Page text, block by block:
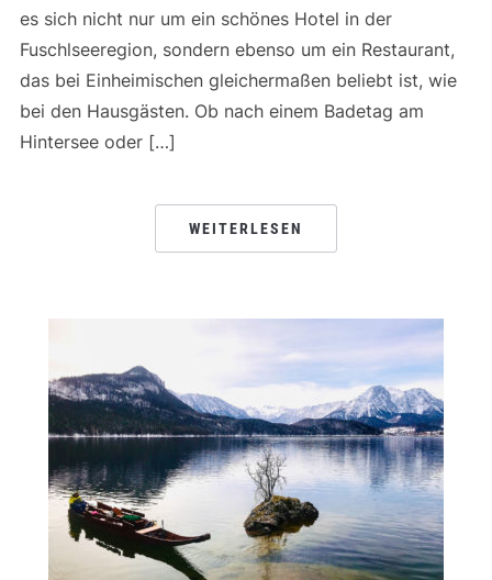
es sich nicht nur um ein schönes Hotel in der
Fuschlseeregion, sondern ebenso um ein Restaurant,
das bei Einheimischen gleichermaßen beliebt ist, wie
bei den Hausgästen. Ob nach einem Badetag am
Hintersee oder […]
WEITERLESEN